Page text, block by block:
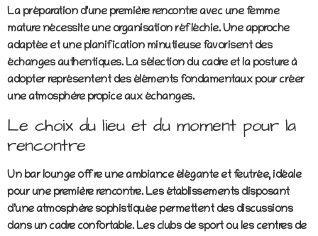
La préparation d’une première rencontre avec une femme
mature nécessite une organisation réfléchie. Une approche
adaptée et une planification minutieuse favorisent des
échanges authentiques. La sélection du cadre et la posture à
adopter représentent des éléments fondamentaux pour créer
une atmosphère propice aux échanges.
Le choix du lieu et du moment pour la
rencontre
Un bar lounge offre une ambiance élégante et feutrée, idéale
pour une première rencontre. Les établissements disposant
d’une atmosphère sophistiquée permettent des discussions
dans un cadre confortable. Les clubs de sport ou les centres de